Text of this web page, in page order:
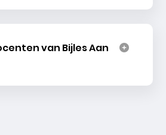
van Bijles Aan